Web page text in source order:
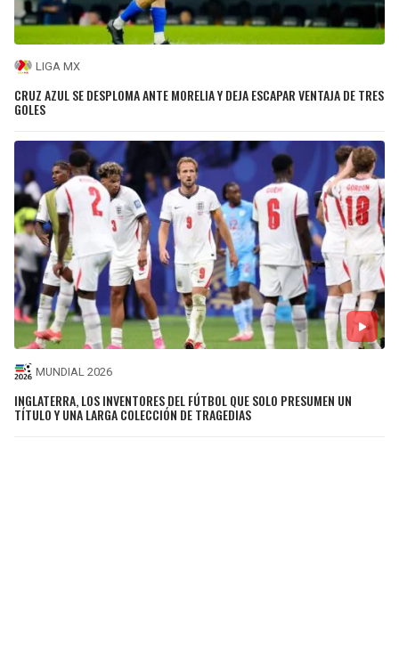
LIGA MX
CRUZ AZUL SE DESPLOMA ANTE MORELIA Y DEJA ESCAPAR VENTAJA DE TRES
GOLES
MUNDIAL 2026
INGLATERRA, LOS INVENTORES DEL FÚTBOL QUE SOLO PRESUMEN UN
TÍTULO Y UNA LARGA COLECCIÓN DE TRAGEDIAS